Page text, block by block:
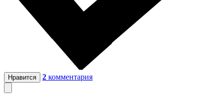
Нравится 2 комментария